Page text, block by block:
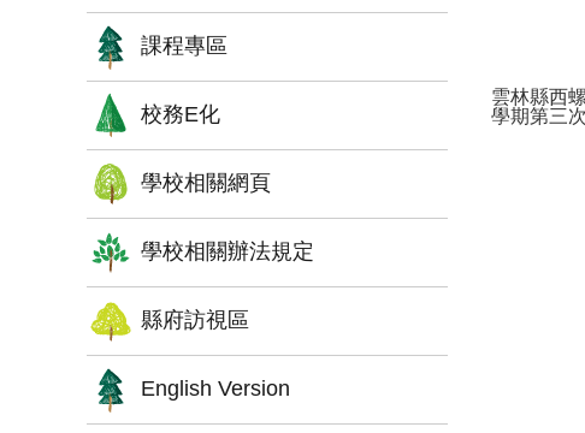
課程專區
校務E化
學校相關網頁
學校相關辦法規定
縣府訪視區
English Version
雲林縣西
學期第三